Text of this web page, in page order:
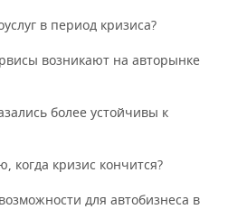
в период кризиса?
возникают на авторынке
более устойчивы к
когда кризис кончится?
для автобизнеса в